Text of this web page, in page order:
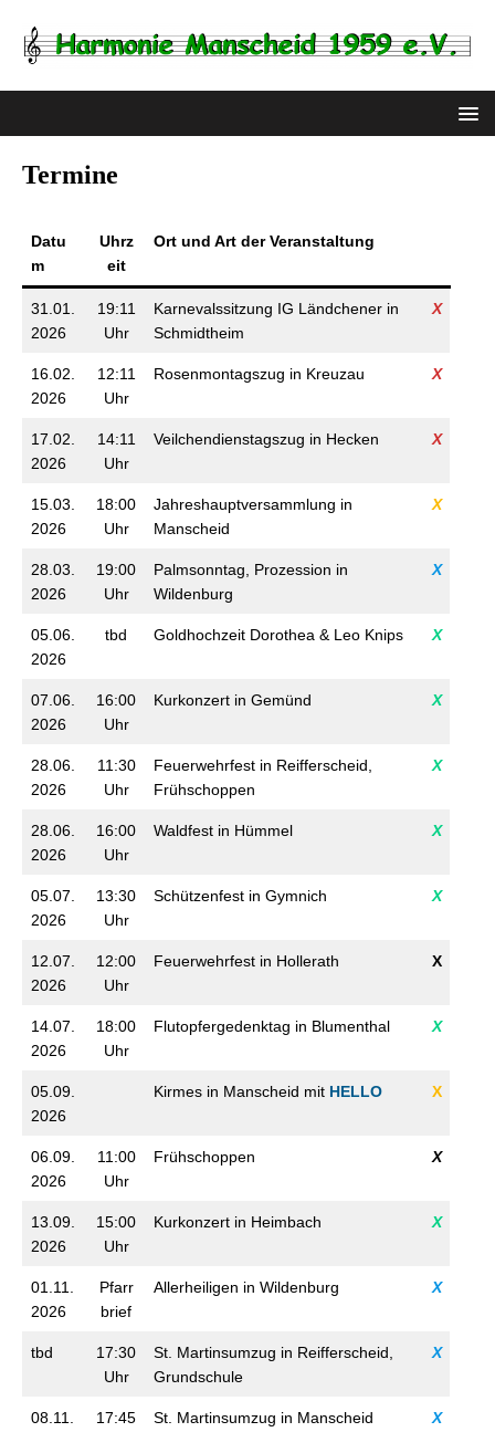
Termine
Datu
m
Uhrz
eit
Ort und Art der Veranstaltung
31.01.
2026
19:11
Uhr
Karnevalssitzung IG Ländchener in
Schmidtheim
X
16.02.
2026
12:11
Uhr
Rosenmontagszug in Kreuzau X
17.02.
2026
14:11
Uhr
Veilchendienstagszug in Hecken X
15.03.
2026
18:00
Uhr
Jahreshauptversammlung in
Manscheid
X
28.03.
2026
19:00
Uhr
Palmsonntag, Prozession in
Wildenburg
X
05.06.
2026
tbd Goldhochzeit Dorothea & Leo Knips X
07.06.
2026
16:00
Uhr
Kurkonzert in Gemünd X
28.06.
2026
11:30
Uhr
Feuerwehrfest in Reifferscheid,
Frühschoppen
X
28.06.
2026
16:00
Uhr
Waldfest in Hümmel X
05.07.
2026
13:30
Uhr
Schützenfest in Gymnich X
12.07.
2026
12:00
Uhr
Feuerwehrfest in Hollerath X
14.07.
2026
18:00
Uhr
Flutopfergedenktag in Blumenthal X
05.09.
2026
Kirmes in Manscheid mit HELLO X
06.09.
2026
11:00
Uhr
Frühschoppen X
13.09.
2026
15:00
Uhr
Kurkonzert in Heimbach X
01.11.
2026
Pfarr
brief
Allerheiligen in Wildenburg X
tbd
17:30
Uhr
St. Martinsumzug in Reifferscheid,
Grundschule
X
08.11.
17:45
St. Martinsumzug in Manscheid X